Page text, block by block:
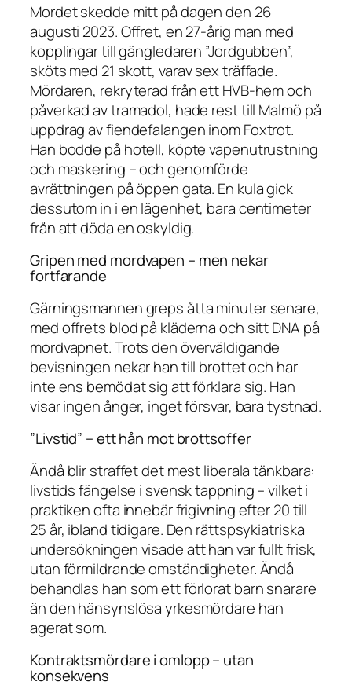
Mordet skedde mitt på dagen den 26
augusti 2023. Offret, en 27-årig man med
kopplingar till gängledaren ”Jordgubben”,
sköts med 21 skott, varav sex träffade.
Mördaren, rekryterad från ett HVB-hem och
påverkad av tramadol, hade rest till Malmö på
uppdrag av fiendefalangen inom Foxtrot.
Han bodde på hotell, köpte vapenutrustning
och maskering – och genomförde
avrättningen på öppen gata. En kula gick
dessutom in i en lägenhet, bara centimeter
från att döda en oskyldig.
Gripen med mordvapen – men nekar
fortfarande
Gärningsmannen greps åtta minuter senare,
med offrets blod på kläderna och sitt DNA på
mordvapnet. Trots den överväldigande
bevisningen nekar han till brottet och har
inte ens bemödat sig att förklara sig. Han
visar ingen ånger, inget försvar, bara tystnad.
”Livstid” – ett hån mot brottsoffer
Ändå blir straffet det mest liberala tänkbara:
livstids fängelse i svensk tappning – vilket i
praktiken ofta innebär frigivning efter 20 till
25 år, ibland tidigare. Den rättspsykiatriska
undersökningen visade att han var fullt frisk,
utan förmildrande omständigheter. Ändå
behandlas han som ett förlorat barn snarare
än den hänsynslösa yrkesmördare han
agerat som.
Kontraktsmördare i omlopp – utan
konsekvens